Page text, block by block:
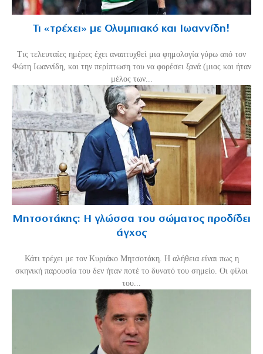
Τι «τρέχει» με Ολυμπιακό και Ιωαννίδη!
Τις τελευταίες ημέρες έχει αναπτυχθεί μια φημολογία γύρω από τον
Φώτη Ιωαννίδη, και την περίπτωση του να φορέσει ξανά (μιας και ήταν
μέλος των...
Μητσοτάκης: Η γλώσσα του σώματος προδίδει
άγχος
Κάτι τρέχει με τον Κυριάκο Μητσοτάκη. Η αλήθεια είναι πως η
σκηνική παρουσία του δεν ήταν ποτέ το δυνατό του σημείο. Οι φίλοι
του...